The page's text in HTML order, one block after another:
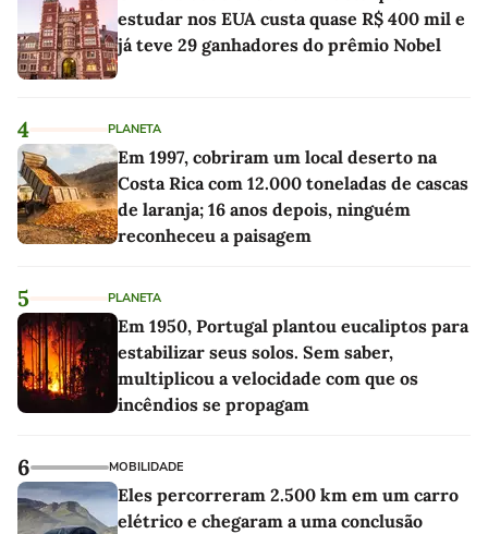
estudar nos EUA custa quase R$ 400 mil e
já teve 29 ganhadores do prêmio Nobel
4 PLANETA
Em 1997, cobriram um local deserto na
Costa Rica com 12.000 toneladas de cascas
de laranja; 16 anos depois, ninguém
reconheceu a paisagem
5 PLANETA
Em 1950, Portugal plantou eucaliptos para
estabilizar seus solos. Sem saber,
multiplicou a velocidade com que os
incêndios se propagam
6 MOBILIDADE
Eles percorreram 2.500 km em um carro
elétrico e chegaram a uma conclusão